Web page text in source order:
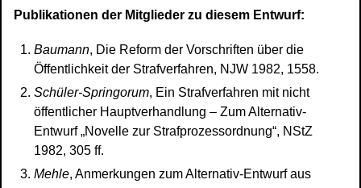
Publikationen der Mitglieder zu diesem Entwurf:
Baumann, Die Reform der Vorschriften über die
Öffentlichkeit der Strafverfahren, NJW 1982, 1558.
Schüler-Springorum, Ein Strafverfahren mit nicht
öffentlicher Hauptverhandlung – Zum Alternativ-
Entwurf „Novelle zur Strafprozessordnung“, NStZ
1982, 305 ff.
Mehle, Anmerkungen zum Alternativ-Entwurf aus